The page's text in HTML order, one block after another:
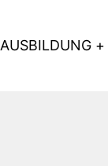
AUSBILDUNG